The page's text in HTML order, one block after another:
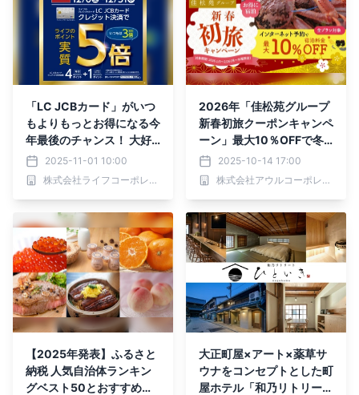
「LC JCBカード」がいつ
もよりもっとお得になる今
年最後のチャンス！ 大好
評のライフのポイント「実
質5倍」キャンペーンを12
月6日（土）から31日
2025-11-01 10:00
株式会社ライフコーポレーション
2026年「佳松苑グループ
新春初旅クーポンキャンペ
ーン」最大10％OFFで冬
の味覚・蟹を満喫！京都府
京丹後市 佳松苑グループ
2025-10-14 17:00
株式会社アウルコーポレーション
【2025年発表】ふるさと
納税 人気自治体ランキン
グベスト50とおすすめ返
大正町屋×アート×薬草サ
ウナをコンセプトとした町
屋ホテル「和乃リトリート